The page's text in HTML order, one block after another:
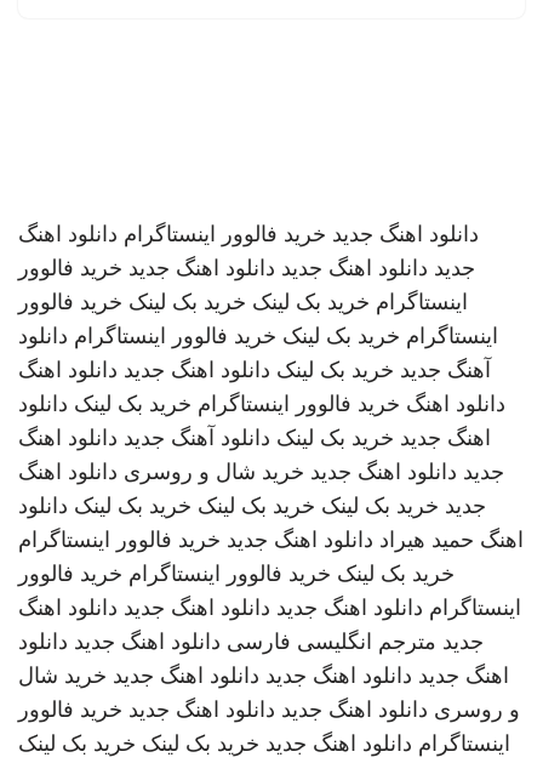
دانلود اهنگ جدید خرید فالوور اینستاگرام دانلود اهنگ
جدید دانلود اهنگ جدید دانلود اهنگ جدید خرید فالوور
اینستاگرام خرید بک لینک خرید بک لینک خرید فالوور
اینستاگرام خرید بک لینک خرید فالوور اینستاگرام دانلود
آهنگ جدید خرید بک لینک دانلود اهنگ جدید دانلود اهنگ
دانلود اهنگ خرید فالوور اینستاگرام خرید بک لینک دانلود
اهنگ جدید خرید بک لینک دانلود آهنگ جدید دانلود اهنگ
جدید دانلود اهنگ جدید خرید شال و روسری دانلود اهنگ
جدید خرید بک لینک خرید بک لینک خرید بک لینک دانلود
اهنگ حمید هیراد دانلود اهنگ جدید خرید فالوور اینستاگرام
خرید بک لینک خرید فالوور اینستاگرام خرید فالوور
اینستاگرام دانلود اهنگ جدید دانلود اهنگ جدید دانلود اهنگ
جدید مترجم انگلیسی فارسی دانلود اهنگ جدید دانلود
اهنگ جدید دانلود اهنگ جدید دانلود اهنگ جدید خرید شال
و روسری دانلود اهنگ جدید دانلود اهنگ جدید خرید فالوور
اینستاگرام دانلود اهنگ جدید خرید بک لینک خرید بک لینک